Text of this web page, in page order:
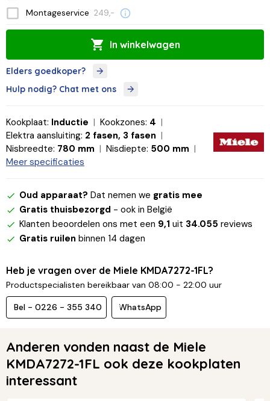
Montageservice 249,-
In winkelwagen
Elders goedkoper?
Hulp nodig? Chat met ons
Kookplaat: Inductie Kookzones: 4
Elektra aansluiting: 2 fasen, 3 fasen
Nisbreedte: 780 mm Nisdiepte: 500 mm
Meer specificaties
Oud apparaat? Dat nemen we gratis mee
Gratis thuisbezorgd - ook in België
Klanten beoordelen ons met een 9,1 uit 34.055 reviews
Gratis ruilen binnen 14 dagen
Heb je vragen over de Miele KMDA7272-1FL?
Productspecialisten bereikbaar van 08:00 - 22:00 uur
Bel - 0226 - 355 340 WhatsApp
Anderen vonden naast de Miele
KMDA7272-1FL ook deze kookplaten
interessant